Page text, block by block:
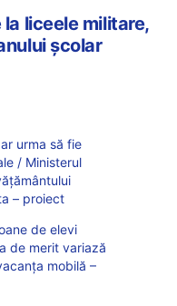
liceele militare,
școlar
urma să fie
/ Ministerul
– proiect
de elevi
de merit variază
mobilă –